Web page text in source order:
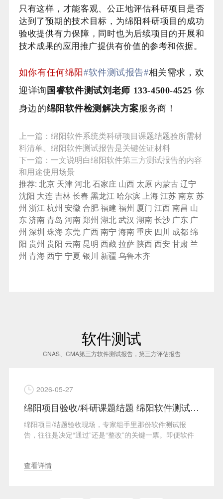
只有这样，才能客观、公正地评估科研项目是否
达到了预期的技术目标，为绵阳科研项目的成功
验收提供有力保障，同时也为后续项目的开展和
技术成果的应用推广提供有价值的参考和依据。
如你有任何绵阳 #软件测试报告#相关需求，欢
迎详询 国睿软件测试刘老师 133-4500-4525 你
身边的绵阳 软件检测解决方案服务商！
上一篇： 绵阳软件系统类科研项目课题结题验所需材
料清单。绵阳软件测试报告是关键佐证材料
下一篇： 一文说明白绵阳软件第三方测试报告的内容
和用途使用场景
推荐: 北京 天津河北石家庄 山西 太原 内蒙古辽宁
沈阳 大连吉林长春 黑龙江 哈尔滨上海江苏南京苏
州 浙江杭州 安徽 合肥福建 福州 厦门 江西南昌 山
东济南青岛 河南郑州 湖北武汉 湖南长沙 广东 广
州 深圳 珠海 东莞 广西南宁 海南重庆 四川 成都绵
阳 贵州 贵阳 云南 昆明 西藏拉萨 陕西西安 甘肃 兰
州 青海西宁 宁夏 银川 新疆 乌鲁木齐
软件测试
CNAS、CMA第三方软件测试报告，第三方评估报告
2026-05-27
绵阳项目验收/科研课题结题 绵阳软件测试报告合规要点分析
绵阳项目/结题验收现场，专家组手里那份软件测试报
告，往往是决定“通过”还是“整改”的关键一票。即便软件
查看详情